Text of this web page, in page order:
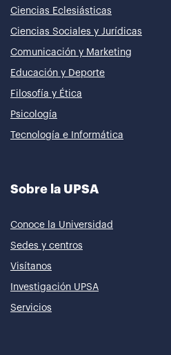
Ciencias Eclesiásticas
Ciencias Sociales y Jurídicas
Comunicación y Marketing
Educación y Deporte
Filosofía y Ética
Psicología
Tecnología e Informática
Sobre la UPSA
Conoce la Universidad
Sedes y centros
Visítanos
Investigación UPSA
Servicios